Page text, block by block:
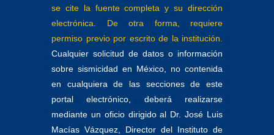
se cite la fuente completa y su dirección
electrónica. De otra forma, requiere
permiso previo por escrito de la institución.
Cualquier solicitud de datos o información
sobre sismicidad en México, no contenida
en cualquiera de las secciones de este
portal electrónico, deberá realizarse
mediante un oficio dirigido al Dr. José Luis
Macías Vázquez, Director del Instituto de